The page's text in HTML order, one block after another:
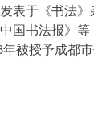
表于《书法
国书法报》
被授予成都